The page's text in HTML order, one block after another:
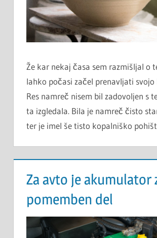
Že kar nekaj časa sem razmišljal o
lahko počasi začel prenavljati svojo
Res namreč nisem bil zadovoljen s
ta izgledala. Bila je namreč čisto
ter je imel še tisto kopalniško
Za avto je akumulator
pomemben del